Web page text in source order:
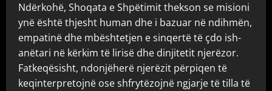
Ndërkohë, Shoqata e Shpëtimit thekson se misioni
ynë është thjesht human dhe i bazuar në ndihmën,
empatinë dhe mbështetjen e sinqertë të çdo ish-
anëtari në kërkim të lirisë dhe dinjitetit njerëzor.
Fatkeqësisht, ndonjëherë njerëzit përpiqen të
keqinterpretojnë ose shfrytëzojnë ngjarje të tilla të